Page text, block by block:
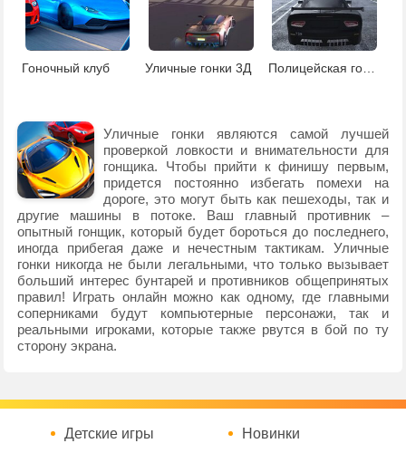
Гоночный клуб Уличные гонки 3Д Полицейская гонка
Уличные гонки являются самой лучшей
проверкой ловкости и внимательности для
гонщика. Чтобы прийти к финишу первым,
придется постоянно избегать помехи на
дороге, это могут быть как пешеходы, так и
другие машины в потоке. Ваш главный противник –
опытный гонщик, который будет бороться до последнего,
иногда прибегая даже и нечестным тактикам. Уличные
гонки никогда не были легальными, что только вызывает
больший интерес бунтарей и противников общепринятых
правил! Играть онлайн можно как одному, где главными
соперниками будут компьютерные персонажи, так и
реальными игроками, которые также рвутся в бой по ту
сторону экрана.
Детские игры
Новинки